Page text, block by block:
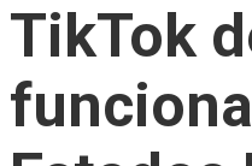
TikTok